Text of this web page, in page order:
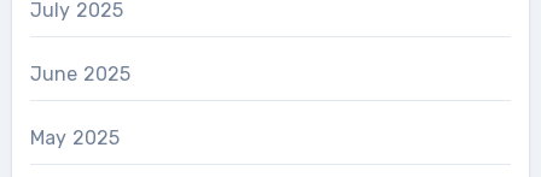
July 2025
June 2025
May 2025